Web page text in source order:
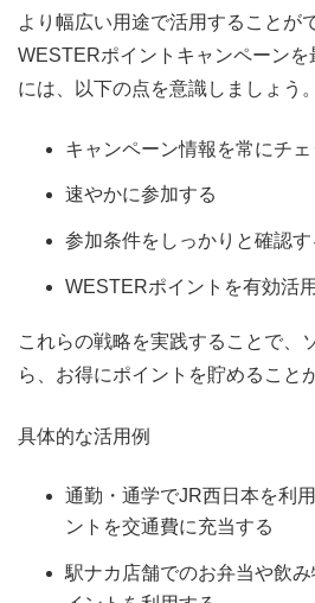
より幅広い用途で活用することが
WESTERポイントキャンペーン
には、以下の点を意識しましょう。
キャンペーン情報を常にチェ
速やかに参加する
参加条件をしっかりと確認す
WESTERポイントを有効活
これらの戦略を実践することで、
ら、お得にポイントを貯めること
具体的な活用例
通勤・通学でJR西日本を利
ントを交通費に充当する
駅ナカ店舗でのお弁当や飲